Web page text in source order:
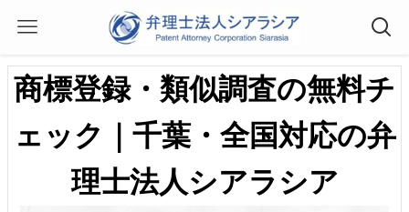
商標登録・類似調査の無料チ
ェック｜千葉・全国対応の弁
理士法人シアラシア